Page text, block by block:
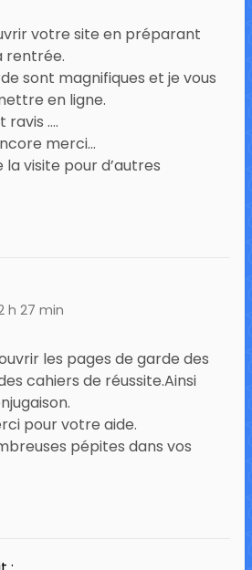
votre site en préparant
rentrée.
sont magnifiques et je vous
en ligne.
ravis ….
merci…
visite pour d’autres
h 27 min
les pages de garde des
cahiers de réussite.Ainsi
pour votre aide.
pépites dans vos